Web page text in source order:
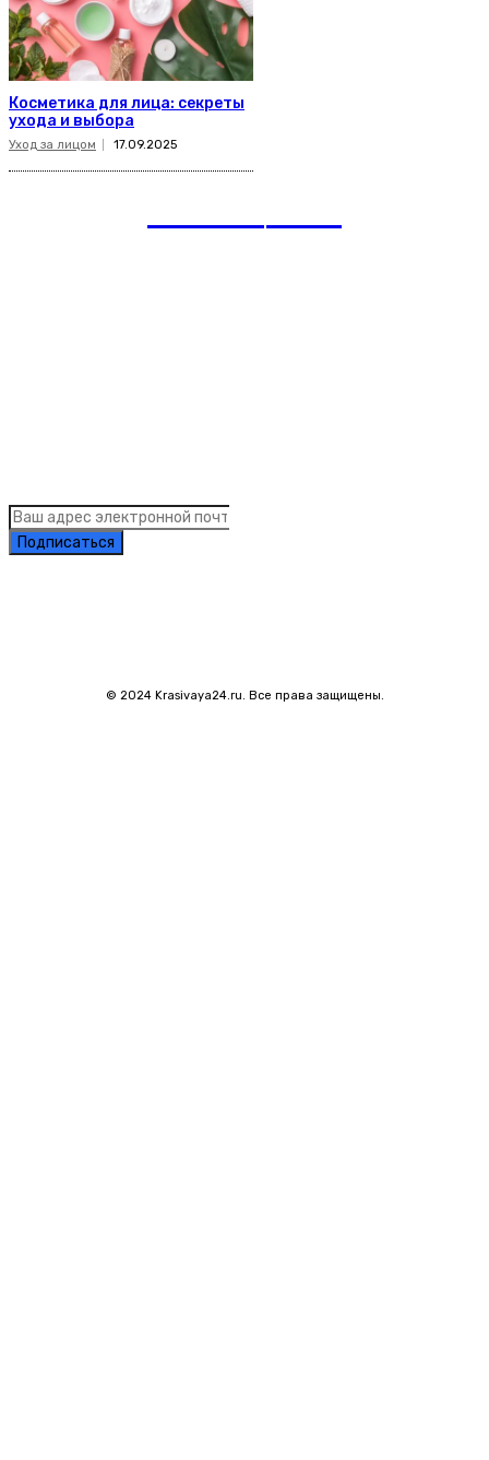
Косметика для лица: секреты
ухода и выбора
Уход за лицом 17.09.2025
Подписаться
© 2024 Krasivaya24.ru. Все права защищены.